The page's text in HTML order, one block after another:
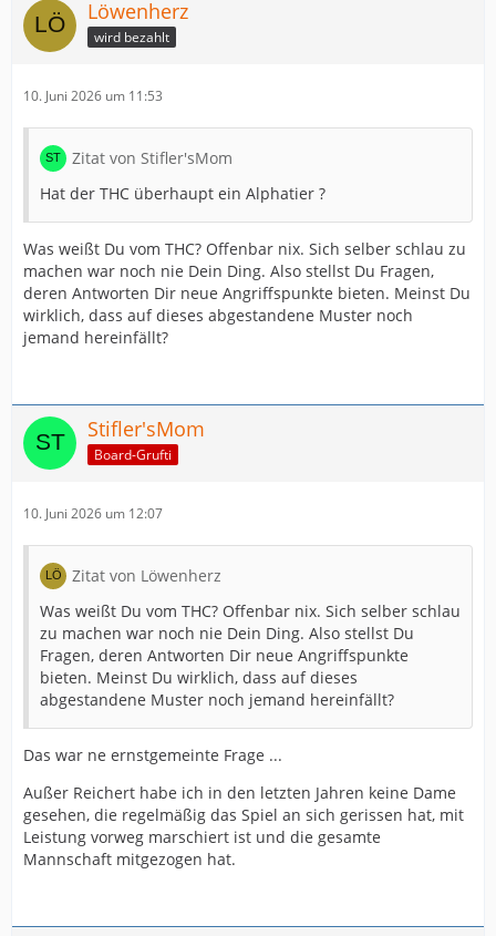
Löwenherz
wird bezahlt
10. Juni 2026 um 11:53
Zitat von Stifler'sMom
Hat der THC überhaupt ein Alphatier ?
Was weißt Du vom THC? Offenbar nix. Sich selber schlau zu
machen war noch nie Dein Ding. Also stellst Du Fragen,
deren Antworten Dir neue Angriffspunkte bieten. Meinst Du
wirklich, dass auf dieses abgestandene Muster noch
jemand hereinfällt?
Stifler'sMom
Board-Grufti
10. Juni 2026 um 12:07
Zitat von Löwenherz
Was weißt Du vom THC? Offenbar nix. Sich selber schlau
zu machen war noch nie Dein Ding. Also stellst Du
Fragen, deren Antworten Dir neue Angriffspunkte
bieten. Meinst Du wirklich, dass auf dieses
abgestandene Muster noch jemand hereinfällt?
Das war ne ernstgemeinte Frage ...
Außer Reichert habe ich in den letzten Jahren keine Dame
gesehen, die regelmäßig das Spiel an sich gerissen hat, mit
Leistung vorweg marschiert ist und die gesamte
Mannschaft mitgezogen hat.